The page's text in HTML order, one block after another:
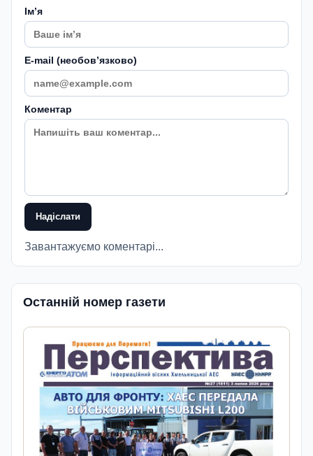
Імʼя
E-mail (необовʼязково)
Коментар
Надіслати
Завантажуємо коментарі...
Останній номер газети